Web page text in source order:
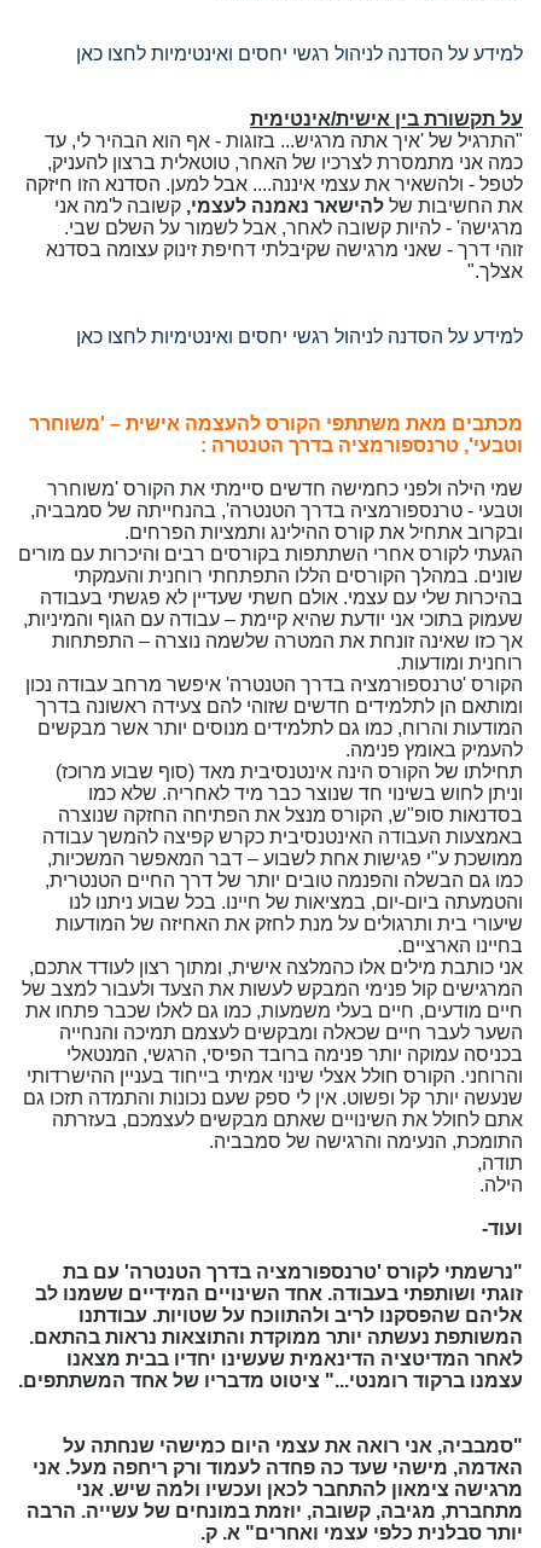
למידע על הסדנה לניהול רגשי יחסים ואינטימיות לחצו כאן
על תקשורת בין אישית/אינטימית
"התרגיל של 'איך אתה מרגיש... בזוגות - אף הוא הבהיר לי, עד
כמה אני מתמסרת לצרכיו של האחר, טוטאלית ברצון להעניק,
לטפל - ולהשאיר את עצמי איננה.... אבל למען. הסדנא הזו חיזקה
את החשיבות של להישאר נאמנה לעצמי, קשובה ל'מה אני
מרגישה' - להיות קשובה לאחר, אבל לשמור על השלם שבי.
זוהי דרך - שאני מרגישה שקיבלתי דחיפת זינוק עצומה בסדנא
אצלך."
למידע על הסדנה לניהול רגשי יחסים ואינטימיות לחצו כאן
מכתבים מאת משתתפי הקורס להעצמה אישית – 'משוחרר
וטבעי', טרנספורמציה בדרך הטנטרה :
שמי הילה ולפני כחמישה חדשים סיימתי את הקורס 'משוחרר
וטבעי - טרנספורמציה בדרך הטנטרה', בהנחייתה של סמבביה,
ובקרוב אתחיל את קורס ההילינג ותמציות הפרחים.
הגעתי לקורס אחרי השתתפות בקורסים רבים והיכרות עם מורים
שונים. במהלך הקורסים הללו התפתחתי רוחנית והעמקתי
בהיכרות שלי עם עצמי. אולם חשתי שעדיין לא פגשתי בעבודה
שעמוק בתוכי אני יודעת שהיא קיימת – עבודה עם הגוף והמיניות,
אך כזו שאינה זונחת את המטרה שלשמה נוצרה – התפתחות
רוחנית ומודעות.
הקורס 'טרנספורמציה בדרך הטנטרה' איפשר מרחב עבודה נכון
ומותאם הן לתלמידים חדשים שזוהי להם צעידה ראשונה בדרך
המודעות והרוח, כמו גם לתלמידים מנוסים יותר אשר מבקשים
להעמיק באומץ פנימה.
תחילתו של הקורס הינה אינטנסיבית מאד (סוף שבוע מרוכז)
וניתן לחוש בשינוי חד שנוצר כבר מיד לאחריה. שלא כמו
בסדנאות סופ"ש, הקורס מנצל את הפתיחה החזקה שנוצרה
באמצעות העבודה האינטנסיבית כקרש קפיצה להמשך עבודה
ממושכת ע"י פגישות אחת לשבוע – דבר המאפשר המשכיות,
כמו גם הבשלה והפנמה טובים יותר של דרך החיים הטנטרית,
והטמעתה ביום-יום, במציאות של חיינו. בכל שבוע ניתנו לנו
שיעורי בית ותרגולים על מנת לחזק את האחיזה של המודעות
בחיינו הארציים.
אני כותבת מילים אלו כהמלצה אישית, ומתוך רצון לעודד אתכם,
המרגישים קול פנימי המבקש לעשות את הצעד ולעבור למצב של
חיים מודעים, חיים בעלי משמעות, כמו גם לאלו שכבר פתחו את
השער לעבר חיים שכאלה ומבקשים לעצמם תמיכה והנחייה
בכניסה עמוקה יותר פנימה ברובד הפיסי, הרגשי, המנטאלי
והרוחני. הקורס חולל אצלי שינוי אמיתי בייחוד בעניין ההישרדותי
שנעשה יותר קל ופשוט. אין לי ספק שעם נכונות והתמדה תזכו גם
אתם לחולל את השינויים שאתם מבקשים לעצמכם, בעזרתה
התומכת, הנעימה והרגישה של סמבביה.
תודה,
הילה.
ועוד-
"נרשמתי לקורס 'טרנספורמציה בדרך הטנטרה' עם בת
זוגתי ושותפתי בעבודה. אחד השינויים המידיים ששמנו לב
אליהם שהפסקנו לריב ולהתווכח על שטויות. עבודתנו
המשותפת נעשתה יותר ממוקדת והתוצאות נראות בהתאם.
לאחר המדיטציה הדינאמית שעשינו יחדיו בבית מצאנו
עצמנו ברקוד רומנטי..." ציטוט מדבריו של אחד המשתתפים.
"סמבביה, אני רואה את עצמי היום כמישהי שנחתה על
האדמה, מישהי שעד כה פחדה לעמוד ורק ריחפה מעל. אני
מרגישה צימאון להתחבר לכאן ועכשיו ולמה שיש. אני
מתחברת, מגיבה, קשובה, יוזמת במונחים של עשייה. הרבה
יותר סבלנית כלפי עצמי ואחרים" א. ק.